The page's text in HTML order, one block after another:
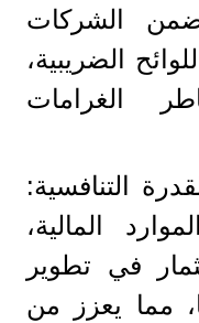
الشركات
الضريبية،
الغرامات
التنافسية:
المالية،
في تطوير
مما يعزز من